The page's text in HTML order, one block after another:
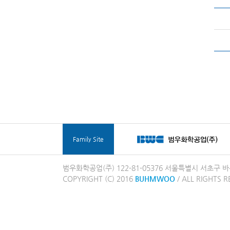
Family Site
범우화학공업(주) 122-81-05376 서울특별시 서초구
COPYRIGHT (C) 2016 BUHMWOO / ALL RIGHTS